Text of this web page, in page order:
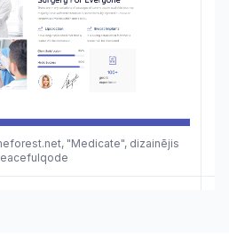
"Medicate", dizainējis